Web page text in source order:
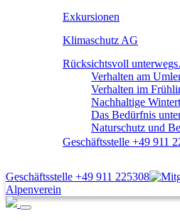
Exkursionen
Klimaschutz AG
Rücksichtsvoll
Verhalten am
Verhalten im
Nachhaltige
Das Bedürfnis
Naturschutz und
Geschäftsstelle +49 911
Geschäftsstelle +49 911 225308
Alpenverein